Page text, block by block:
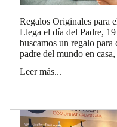
Regalos Originales para
Llega el día del Padre,
buscamos un regalo para
padre del mundo en
Leer más...